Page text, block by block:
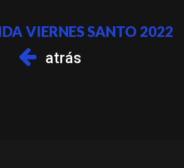
VIERNES SANTO 2022
atrás